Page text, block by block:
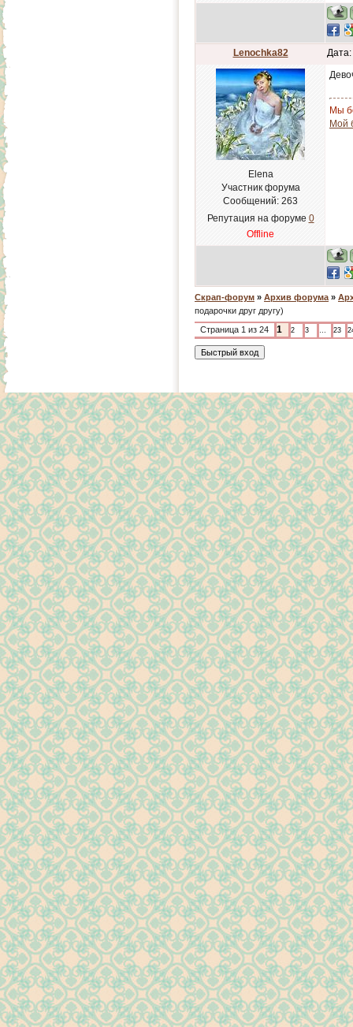
Lenochka82
Elena
Участник форума
Сообщений: 263
Репутация на форуме 0
Offline
Мы
Мой
Скрап-форум » Архив форума »
подарочки друг другу)
Страница 1 из 24 1 2 3 … 23